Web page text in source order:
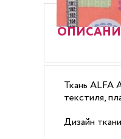
Ткань ALFA
текстиля,
Дизайн